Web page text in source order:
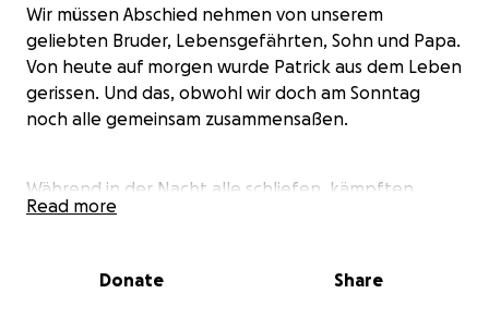
Wir müssen Abschied nehmen von unserem
geliebten Bruder, Lebensgefährten, Sohn und Papa.
Von heute auf morgen wurde Patrick aus dem Leben
gerissen. Und das, obwohl wir doch am Sonntag
noch alle gemeinsam zusammensaßen.
Während in der Nacht alle schliefen, kämpften
unsere Schwägerin und das Rettungsteam um
Ein und Alles. Nun muss sie ohne die starken,
Read more
Donate Share